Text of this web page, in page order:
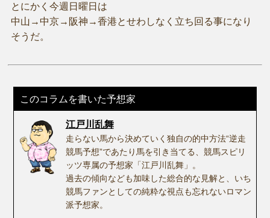
とにかく今週日曜日は
中山→中京→阪神→香港とせわしなく立ち回る事になり
そうだ。
このコラムを書いた予想家
江戸川乱舞
走らない馬から決めていく独自の的中方法“逆走
競馬予想”であたり馬を引き当てる、競馬スピリ
ッツ専属の予想家「江戸川乱舞」。
過去の傾向なども加味した総合的な見解と、いち
競馬ファンとしての純粋な視点も忘れないロマン
派予想家。